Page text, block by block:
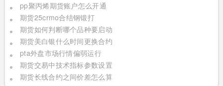
pp聚丙烯期货账户怎么开通
期货25crmo合结钢锻打
期货如何判断哪个品种要启动
期货美白银什么时间更换合约
pta外盘市场行情偏弱运行
期货交易中技术指标参数设置
期货长线合约之间价差怎么算